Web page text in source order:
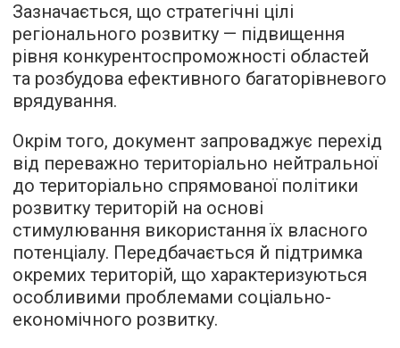
Зазначається, що стратегічні цілі
регіонального розвитку — підвищення
рівня конкурентоспроможності областей
та розбудова ефективного багаторівневого
врядування.
Окрім того, документ запроваджує перехід
від переважно територіально нейтральної
до територіально спрямованої політики
розвитку територій на основі
стимулювання використання їх власного
потенціалу. Передбачається й підтримка
окремих територій, що характеризуються
особливими проблемами соціально-
економічного розвитку.